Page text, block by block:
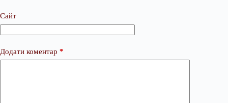
Сайт
Додати коментар *